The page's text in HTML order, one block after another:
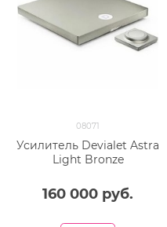
08071
Усилитель Devialet Astra
Light Bronze
160 000 руб.